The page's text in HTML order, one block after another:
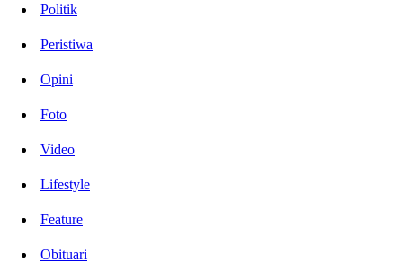
Politik
Peristiwa
Opini
Foto
Video
Lifestyle
Feature
Obituari